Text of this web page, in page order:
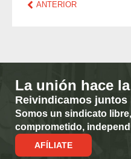
ANTERIOR
La unión hace
Reivindicamos
Somos un sindicato
comprometido,
AFÍLIATE